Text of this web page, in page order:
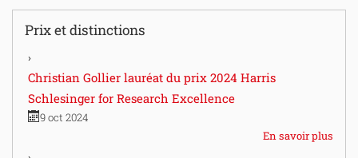
Prix et distinctions
Christian Gollier lauréat du prix 2024 Harris
Schlesinger for Research Excellence
9 oct 2024
En savoir plus